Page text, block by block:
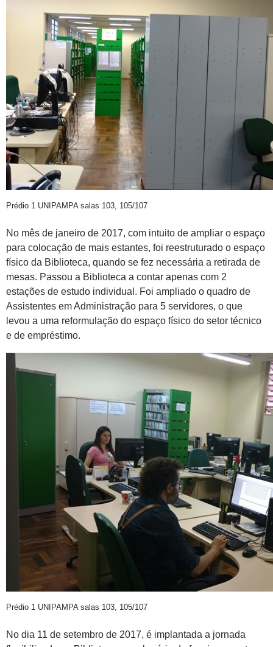
Prédio 1 UNIPAMPA salas 103, 105/107
No mês de janeiro de 2017, com intuito de ampliar o espaço
para colocação de mais estantes, foi reestruturado o espaço
físico da Biblioteca, quando se fez necessária a retirada de
mesas. Passou a Biblioteca a contar apenas com 2
estações de estudo individual. Foi ampliado o quadro de
Assistentes em Administração para 5 servidores, o que
levou a uma reformulação do espaço físico do setor técnico
e de empréstimo.
Prédio 1 UNIPAMPA salas 103, 105/107
No dia 11 de setembro de 2017, é implantada a jornada